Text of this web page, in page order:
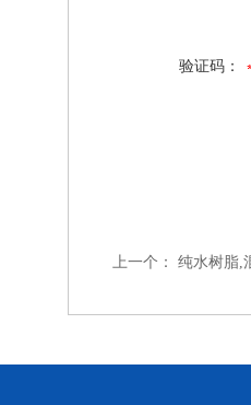
验证码：
上一个： 纯水树脂,